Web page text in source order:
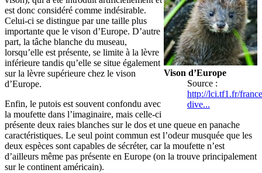
Vison d’Europe
Source :
http://lci.tf1.fr/
dive...
est donc considéré comme indésirable.
Celui-ci se distingue par une taille plus
importante que le vison d’Europe. D’autre
part, la tâche blanche du museau,
lorsqu’elle est présente, se limite à la lèvre
inférieure tandis qu’elle se situe également
sur la lèvre supérieure chez le vison
d’Europe.
Enfin, le putois est souvent confondu avec
la moufette dans l’imaginaire, mais celle-ci
présente deux raies blanches sur le dos et une queue en panache
caractéristiques. Le seul point commun est l’odeur musquée que les
deux espèces sont capables de sécréter, car la moufette n’est
d’ailleurs même pas présente en Europe (on la trouve principalement
sur le continent américain).